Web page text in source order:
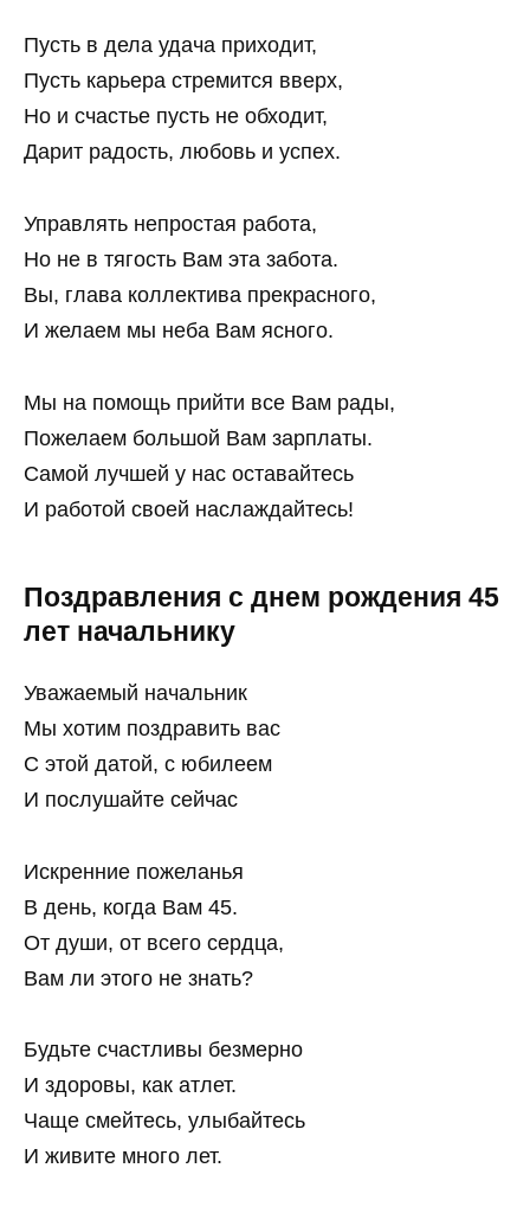
Пусть в дела удача приходит,
Пусть карьера стремится вверх,
Но и счастье пусть не обходит,
Дарит радость, любовь и успех.
Управлять непростая работа,
Но не в тягость Вам эта забота.
Вы, глава коллектива прекрасного,
И желаем мы неба Вам ясного.
Мы на помощь прийти все Вам рады,
Пожелаем большой Вам зарплаты.
Самой лучшей у нас оставайтесь
И работой своей наслаждайтесь!
Поздравления с днем рождения 45
лет начальнику
Уважаемый начальник
Мы хотим поздравить вас
С этой датой, с юбилеем
И послушайте сейчас
Искренние пожеланья
В день, когда Вам 45.
От души, от всего сердца,
Вам ли этого не знать?
Будьте счастливы безмерно
И здоровы, как атлет.
Чаще смейтесь, улыбайтесь
И живите много лет.